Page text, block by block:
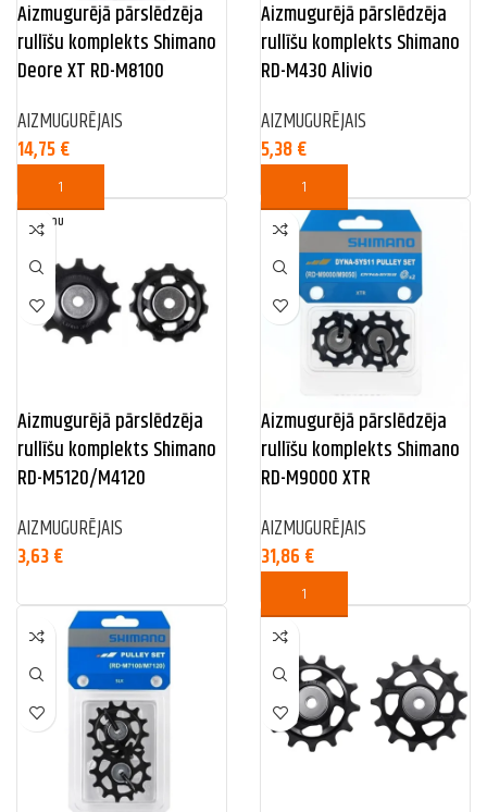
Aizmugurējā pārslēdzēja
rullīšu komplekts Shimano
Deore XT RD-M8100
AIZMUGURĒJAIS
14,75€
Aizmugurējā pārslēdzēja
rullīšu komplekts Shimano
RD-M430 Alivio
AIZMUGURĒJAIS
5,38€
SOLD OU
T
Aizmugurējā pārslēdzēja
rullīšu komplekts Shimano
RD-M5120/M4120
AIZMUGURĒJAIS
3,63€
Aizmugurējā pārslēdzēja
rullīšu komplekts Shimano
RD-M9000 XTR
AIZMUGURĒJAIS
31,86 €